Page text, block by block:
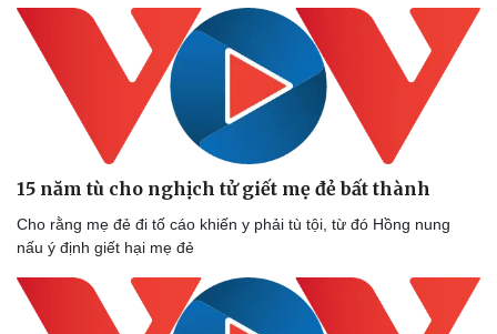
15 năm tù cho nghịch tử giết mẹ đẻ bất thành
Cho rằng mẹ đẻ đi tố cáo khiến y phải tù tội, từ đó Hồng nung
nấu ý định giết hại mẹ đẻ